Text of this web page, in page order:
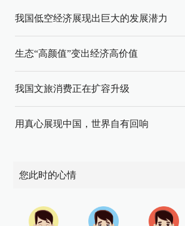
我国低空经济展现出巨大的发展潜力
生态“高颜值”变出经济高价值
我国文旅消费正在扩容升级
用真心展现中国，世界自有回响
您此时的心情